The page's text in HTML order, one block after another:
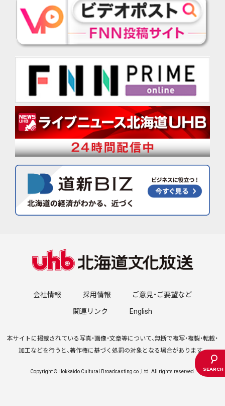
会社情報 採用情報 ご意見・ご要望など
関連リンク English
本サイトに掲載されている写真・画像・文章等について、無断で複写・複製・転載・
加工などを行うと、著作権に基づく処罰の対象となる場合があります。
Copyright © Hokkaido Cultural Broadcasting co.,Ltd. All rights reserved.